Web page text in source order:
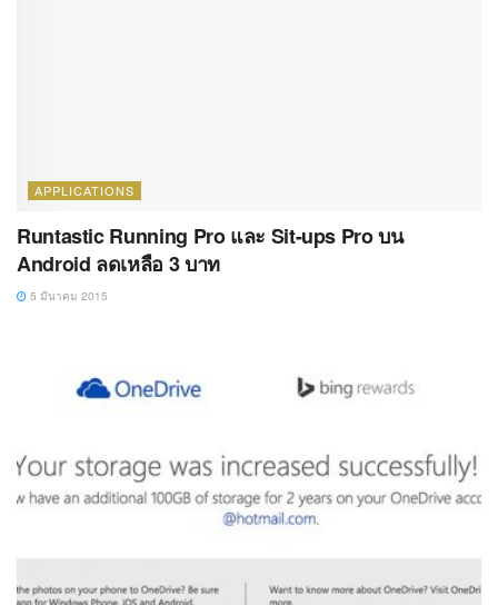
APPLICATIONS
Runtastic Running Pro และ Sit-ups Pro บน
Android ลดเหลือ 3 บาท
5 มีนาคม 2015